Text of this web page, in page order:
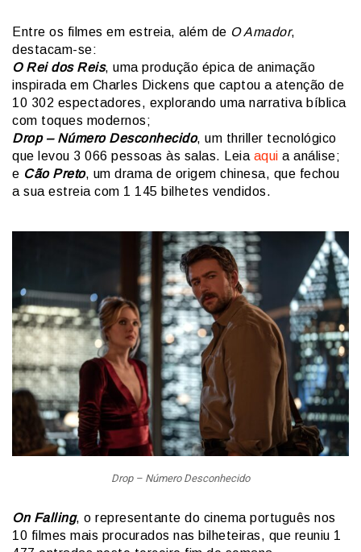
Entre os filmes em estreia, além de O Amador,
destacam-se:
O Rei dos Reis, uma produção épica de animação
inspirada em Charles Dickens que captou a atenção de
10 302 espectadores, explorando uma narrativa bíblica
com toques modernos;
Drop – Número Desconhecido, um thriller tecnológico
que levou 3 066 pessoas às salas. Leia aqui a análise;
e Cão Preto, um drama de origem chinesa, que fechou
a sua estreia com 1 145 bilhetes vendidos.
Drop – Número Desconhecido
On Falling, o representante do cinema português nos
10 filmes mais procurados nas bilheteiras, que reuniu 1